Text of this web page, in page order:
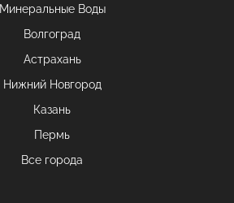
Минеральные Воды
Волгоград
Астрахань
Нижний Новгород
Казань
Пермь
Все города